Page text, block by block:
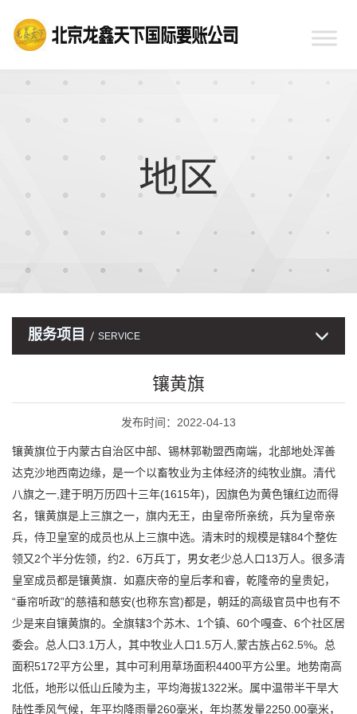
地区
服务项目 SERVICE
镶黄旗
发布时间：2022-04-13
镶黄旗位于内蒙古自治区中部、锡林郭勒盟西南端，北部地处浑善
达克沙地西南边缘，是一个以畜牧业为主体经济的纯牧业旗。清代
八旗之一,建于明万历四十三年(1615年)，因旗色为黄色镶红边而得
名，镶黄旗是上三旗之一，旗内无王，由皇帝所亲统，兵为皇帝亲
兵，侍卫皇室的成员也从上三旗中选。清末时的规模是辖84个整佐
领又2个半分佐领，约2．6万兵丁，男女老少总人口13万人。很多清
皇室成员都是镶黄旗．如嘉庆帝的皇后孝和睿，乾隆帝的皇贵妃，
“垂帘听政”的慈禧和慈安(也称东宫)都是，朝廷的高级官员中也有不
少是来自镶黄旗的。全旗辖3个苏木、1个镇、60个嘎查、6个社区居
委会。总人口3.1万人，其中牧业人口1.5万人,蒙古族占62.5%。总
面积5172平方公里，其中可利用草场面积4400平方公里。地势南高
北低，地形以低山丘陵为主，平均海拔1322米。属中温带半干旱大
陆性季风气候，年平均降雨量260毫米，年均蒸发量2250.00毫米，